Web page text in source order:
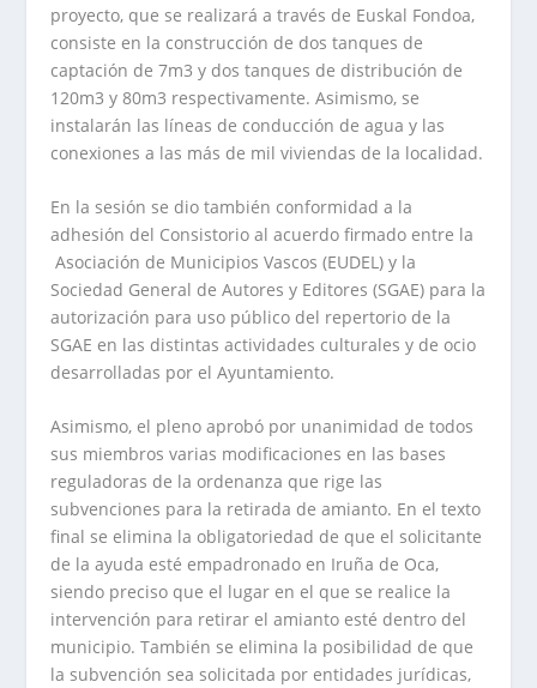
proyecto, que se realizará a través de Euskal Fondoa,
consiste en la construcción de dos tanques de
captación de 7m3 y dos tanques de distribución de
120m3 y 80m3 respectivamente. Asimismo, se
instalarán las líneas de conducción de agua y las
conexiones a las más de mil viviendas de la localidad.
En la sesión se dio también conformidad a la
adhesión del Consistorio al acuerdo firmado entre la
Asociación de Municipios Vascos (EUDEL) y la
Sociedad General de Autores y Editores (SGAE) para la
autorización para uso público del repertorio de la
SGAE en las distintas actividades culturales y de ocio
desarrolladas por el Ayuntamiento.
Asimismo, el pleno aprobó por unanimidad de todos
sus miembros varias modificaciones en las bases
reguladoras de la ordenanza que rige las
subvenciones para la retirada de amianto. En el texto
final se elimina la obligatoriedad de que el solicitante
de la ayuda esté empadronado en Iruña de Oca,
siendo preciso que el lugar en el que se realice la
intervención para retirar el amianto esté dentro del
municipio. También se elimina la posibilidad de que
la subvención sea solicitada por entidades jurídicas,